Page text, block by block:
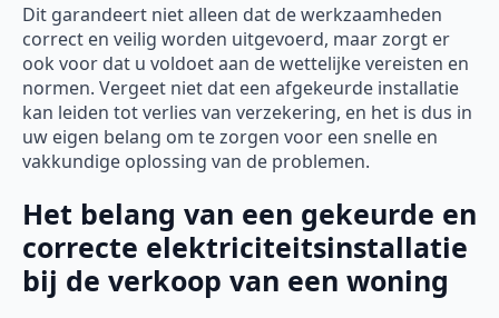
Dit garandeert niet alleen dat de werkzaamheden
correct en veilig worden uitgevoerd, maar zorgt er
ook voor dat u voldoet aan de wettelijke vereisten en
normen. Vergeet niet dat een afgekeurde installatie
kan leiden tot verlies van verzekering, en het is dus in
uw eigen belang om te zorgen voor een snelle en
vakkundige oplossing van de problemen.
Het belang van een gekeurde en
correcte elektriciteitsinstallatie
bij de verkoop van een woning